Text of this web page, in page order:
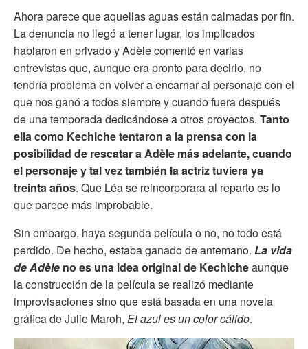
Ahora parece que aquellas aguas están calmadas por fin.
La denuncia no llegó a tener lugar, los implicados
hablaron en privado y Adèle comentó en varias
entrevistas que, aunque era pronto para decirlo, no
tendría problema en volver a encarnar al personaje con el
que nos ganó a todos siempre y cuando fuera después
de una temporada dedicándose a otros proyectos. Tanto
ella como Kechiche tentaron a la prensa con la
posibilidad de rescatar a Adèle más adelante, cuando
el personaje y tal vez también la actriz tuviera ya
treinta años. Que Léa se reincorporara al reparto es lo
que parece más improbable.
Sin embargo, haya segunda película o no, no todo está
perdido. De hecho, estaba ganado de antemano. La vida
de Adèle no es una idea original de Kechicheaunque
la construcción de la película se realizó mediante
improvisaciones sino que está basada en una novela
gráfica de Julie Maroh, El azul es un color cálido.